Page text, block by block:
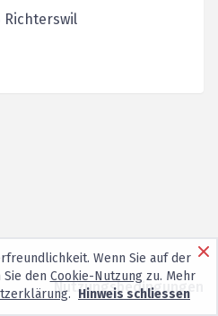
Richterswil
Nutzungsbedingungen
Wenn Sie auf der
den Cookie-Nutzungzu. Mehr
. Hinweis schliessen